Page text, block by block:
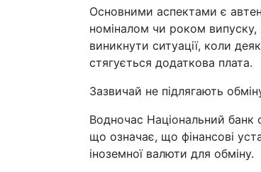
Основними аспектами є
номіналом чи роком
виникнути ситуації, коли
стягується додаткова плата.
Зазвичай не підлягають
Водночас Національний банк
що означає, що фінансові
іноземної валюти для обміну.